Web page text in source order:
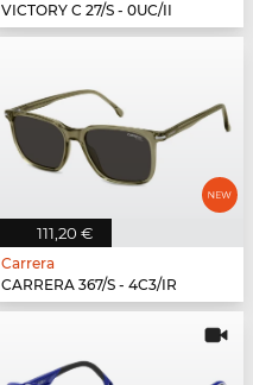
VICTORY C 27/S - 0UC/II
111,20 €
Carrera
CARRERA 367/S - 4C3/IR